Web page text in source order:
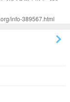
info-389567.html